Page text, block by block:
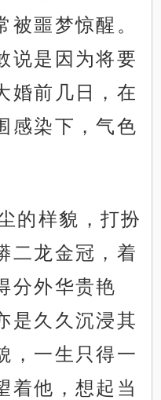
被噩梦惊醒。
说是因为将要
婚前几日，在
感染下，气色
的样貌，打扮
二龙金冠，着
分外华贵艳
是久久沉浸其
，一生只得一
着他，想起当